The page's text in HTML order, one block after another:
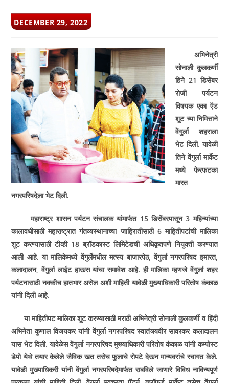
POST
PUBLISHED:
DECEMBER 29, 2022
अभिनेत्री
सोनाली कुलकर्णी
हिने 21 डिसेंबर
रोजी पर्यटन
विषयक एका ऍड
शूट च्या निमित्ताने
वेंगुर्ला शहराला
भेट दिली. यावेळी
तिने वेंगुर्ला मार्केट
मध्ये फेरफटका
मारत
नगरपरिषदेला भेट दिली.
महाराष्ट्र शासन पर्यटन संचालक यांमार्फत 15 डिसेंबरपासून 3 महिन्यांच्या
कालावधीसाठी महाराष्ट्रात गंतव्यस्थानाच्या जाहिरातीसाठी 6 माहितीपटांची मालिका
शूट करण्यासाठी टीव्ही 18 ब्रॉडकास्ट लिमिटेडची अधिकृतपणे नियुक्ती करण्यात
आली आहे. या मालिकेमध्ये वेंगुर्लेमधील मत्स्य बाजारपेठ, वेंगुर्ला नगरपरिषद इमारत,
कलादालन, वेंगुर्ला लाईट हाऊस यांचा समावेश आहे. ही मालिका म्हणजे वेंगुर्ला शहर
पर्यटनासाठी नक्कीच हातभार असेल अशी माहिती यावेळी मुख्याधिकारी परितोष कंकाळ
यांनी दिली आहे.
या माहितीपट मालिका शूट करण्यासाठी मराठी अभिनेत्री सोनाली कुलकर्णी व हिंदी
अभिनेता कुणाल विजयकर यांनी वेंगुर्ला नगरपरिषद स्वातंत्र्यवीर सावरकर कलादालन
यास भेट दिली. यावेळेस वेंगुर्ला नगरपरिषद मुख्याधिकारी परितोष कंकाळ यांनी कम्पोस्ट
डेपो येथे तयार केलेले जैविक खत तसेच फुलाचे रोपटे देऊन मान्यवरांचे स्वागत केले.
यावेळी मुख्याधिकरी यांनी वेंगुर्ला नगरपरिषदेमार्फत राबविले जाणारे विविध नाविन्यपूर्ण